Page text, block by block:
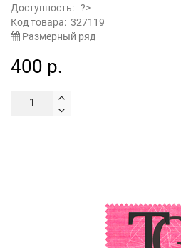
Доступность: ?>
Код товара: 327119
Размерный ряд
400 р.